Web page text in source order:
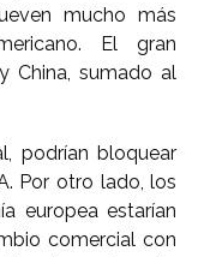
mucho más
El gran
China, sumado al
podrían bloquear
Por otro lado, los
europea estarían
comercial con